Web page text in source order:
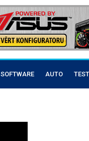
SOFTWARE AUTO